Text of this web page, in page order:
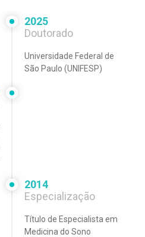
2025
Doutorado
Universidade Federal de
São Paulo (UNIFESP)
2014
Especialização
Título de Especialista em
Medicina do Sono